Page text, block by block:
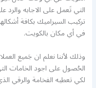
التي تَعمل على الاجابه
تركيب السيراميك بكافة
في أي مكان بالكويت.
وذلك لأننا نعلم ان جَميع
الحُصول على اجود الخامات
لكي تعطيه الفخامة والرقي